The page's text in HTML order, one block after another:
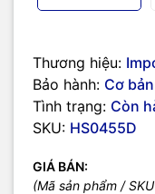
Thương hiệu:
Bảo hành: Cơ bản
Tình trạng: Còn
SKU: HS0455D
GIÁ BÁN:
(Mã sản phẩm /